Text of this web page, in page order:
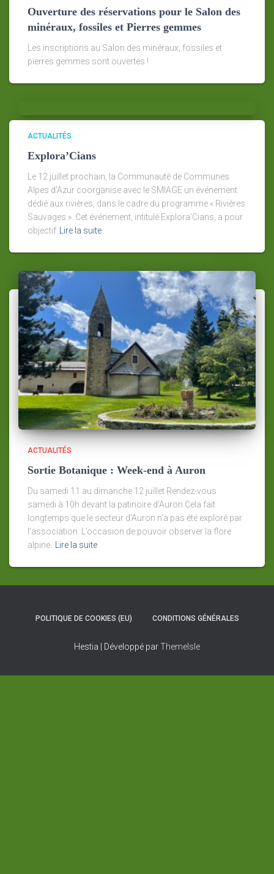
Ouverture des réservations pour le Salon des
minéraux, fossiles et Pierres gemmes
Les inscriptions au Salon des minéraux, fossiles et
pierres gemmes sont ouvertes !
ACTUALITÉS
Explora’Cians
Le 12 juillet prochain, la Communauté de Communes
Alpes d’Azur coorganise avec le SMIAGE un événement
dédié aux rivières, dans le cadre du programme « Rivières
Sauvages ». Cet événement, intitulé Explora’Cians, a pour
objectif Lire la suite
ACTUALITÉS
Sortie Botanique : Week-end à Auron
Du samedi 11 au dimanche 12 juillet Rendez-vous
samedi à 10h devant la patinoire d’Auron Cela fait
longtemps que le secteur d’Auron n’a pas été exploré par
l’association. L’occasion de pouvoir observer la flore
alpine.
Lire la suite
POLITIQUE DE COOKIES (EU) CONDITIONS GÉNÉRALES
Hestia | Développé parThemeIsle